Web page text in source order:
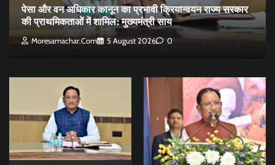
पेसा और वन अधिकार कानून का प्रभावी क्रियान्वयन राज्य सरकार
की प्राथमिकताओं में शामिल: मुख्यमंत्री साय
Moresamachar.com 5 August 2026 0